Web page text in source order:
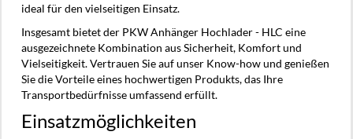
ideal für den vielseitigen Einsatz.
Insgesamt bietet der PKW Anhänger Hochlader - HLC eine
ausgezeichnete Kombination aus Sicherheit, Komfort und
Vielseitigkeit. Vertrauen Sie auf unser Know-how und genießen
Sie die Vorteile eines hochwertigen Produkts, das Ihre
Transportbedürfnisse umfassend erfüllt.
Einsatzmöglichkeiten